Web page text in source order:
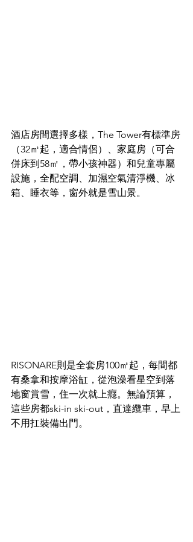
酒店房間選擇多樣，The Tower有標準房
（32㎡起，適合情侶）、家庭房（可合
併床到58㎡，帶小孩神器）和兒童專屬
設施，全配空調、加濕空氣清淨機、冰
箱、睡衣等，窗外就是雪山景。
RISONARE則是全套房100㎡起，每間都
有桑拿和按摩浴缸，從泡澡看星空到落
地窗賞雪，住一次就上癮。無論預算，
這些房都ski-in ski-out，直達纜車，早上
不用扛裝備出門。